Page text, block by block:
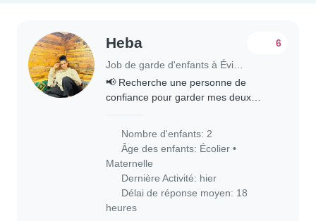
Heba 6
📢 Recherche une personne de
confiance pour garder mes deux
fiable pour s'occuper de mes deux fils
âgés de 5 et 7 ans...
Nombre d'enfants: 2
Âge des enfants: Écolier •
Maternelle
Dernière Activité: hier
Délai de réponse moyen: 18
heures